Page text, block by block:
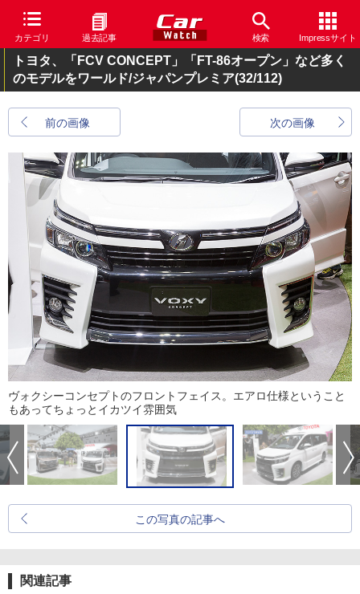
カテゴリ 過去記事 検索 Impressサイト
トヨタ、「FCV CONCEPT」「FT-86オープン」など多く
のモデルをワールド/ジャパンプレミア(32/112)
前の画像 次の画像
ヴォクシーコンセプトのフロントフェイス。エアロ仕様ということ
もあってちょっとイカツイ雰囲気
この写真の記事へ
関連記事